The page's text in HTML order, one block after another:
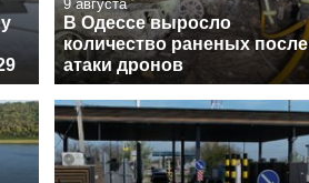
9 августа
В Одессе выросло
количество раненых после
атаки дронов